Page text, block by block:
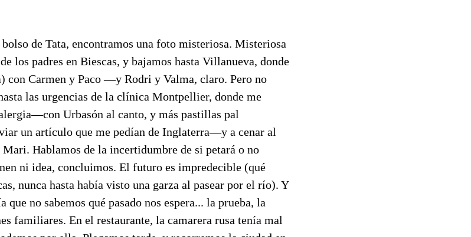
de Tata, encontramos una foto misteriosa. Misteriosa
los padres en Biescas, y bajamos hasta Villanueva, donde
con Carmen y Paco —y Rodri y Valma, claro. Pero no
las urgencias de la clínica Montpellier, donde me
Urbasón al canto, y más pastillas pal
un artículo que me pedían de Inglaterra—y a cenar al
Mari. Hablamos de la incertidumbre de si petará o no
ni idea, concluimos. El futuro es impredecible (qué
nunca hasta había visto una garza al pasear por el río). Y
que no sabemos qué pasado nos espera... la prueba, la
familiares. En el restaurante, la camarera rusa tenía mal